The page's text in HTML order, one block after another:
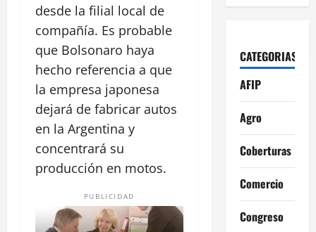
desde la filial local de
compañía. Es probable
que Bolsonaro haya
hecho referencia a que
la empresa japonesa
dejará de fabricar autos
en la Argentina y
concentrará su
producción en motos.
PUBLICIDAD
CATEGORIAS
AFIP
Agro
Coberturas
Comercio
Congreso